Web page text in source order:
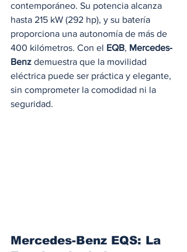
contemporáneo. Su potencia alcanza
hasta 215 kW (292 hp), y su batería
proporciona una autonomía de más de
400 kilómetros. Con el EQB, Mercedes-
Benz demuestra que la movilidad
eléctrica puede ser práctica y elegante,
sin comprometer la comodidad ni la
seguridad.
Mercedes-Benz EQS: La